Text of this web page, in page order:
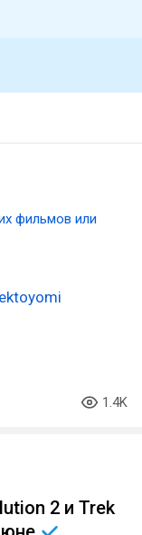
фильмов или
1.4K
2 и Trek